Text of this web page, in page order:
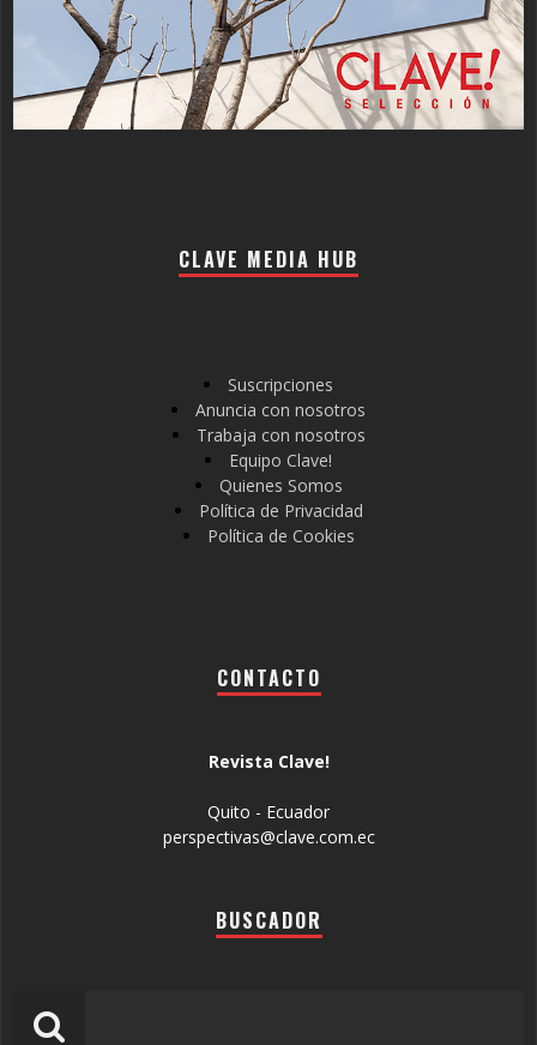
CLAVE MEDIA HUB
Suscripciones
Anuncia con nosotros
Trabaja con nosotros
Equipo Clave!
Quienes Somos
Política de Privacidad
Política de Cookies
CONTACTO
Revista Clave!
Quito - Ecuador
perspectivas@clave.com.ec
BUSCADOR